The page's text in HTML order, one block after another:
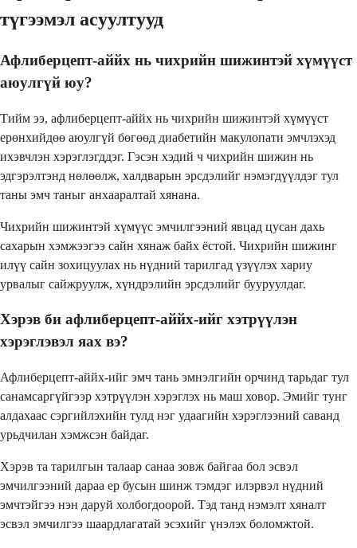
түгээмэл асуултууд
Афлиберцепт-аййх нь чихрийн шижинтэй хүмүүст
аюулгүй юу?
Тийм ээ, афлиберцепт-аййх нь чихрийн шижинтэй хүмүүст
ерөнхийдөө аюулгүй бөгөөд диабетийн макулопати эмчлэхэд
ихэвчлэн хэрэглэгддэг. Гэсэн хэдий ч чихрийн шижин нь
эдгэрэлтэнд нөлөөлж, халдварын эрсдэлийг нэмэгдүүлдэг тул
таны эмч таныг анхааралтай хянана.
Чихрийн шижинтэй хүмүүс эмчилгээний явцад цусан дахь
сахарын хэмжээгээ сайн хянаж байх ёстой. Чихрийн шижинг
илүү сайн зохицуулах нь нүдний тарилгад үзүүлэх хариу
урвалыг сайжруулж, хүндрэлийн эрсдэлийг бууруулдаг.
Хэрэв би афлиберцепт-аййх-ийг хэтрүүлэн
хэрэглэвэл яах вэ?
Афлиберцепт-аййх-ийг эмч тань эмнэлгийн орчинд тарьдаг тул
санамсаргүйгээр хэтрүүлэн хэрэглэх нь маш ховор. Эмийг тунг
алдахаас сэргийлэхийн тулд нэг удаагийн хэрэглээний саванд
урьдчилан хэмжсэн байдаг.
Хэрэв та тарилгын талаар санаа зовж байгаа бол эсвэл
эмчилгээний дараа ер бусын шинж тэмдэг илэрвэл нүдний
эмчтэйгээ нэн даруй холбогдоорой. Тэд танд нэмэлт хяналт
эсвэл эмчилгээ шаардлагатай эсэхийг үнэлэх боломжтой.